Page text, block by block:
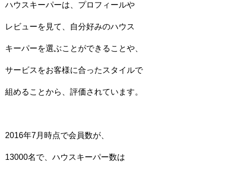
ハウスキーパーは、プロフィールや
レビューを見て、自分好みのハウス
キーパーを選ぶことができることや、
サービスをお客様に合ったスタイルで
組めることから、評価されています。
2016年7月時点で会員数が、
13000名で、ハウスキーパー数は